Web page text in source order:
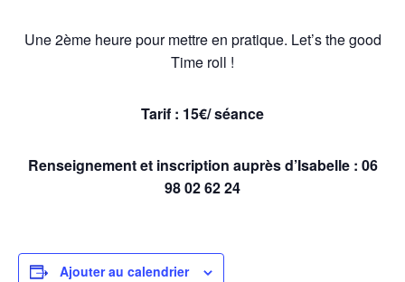
Une 2ème heure pour mettre en pratique. Let’s the good
Time roll !
Tarif : 15€/ séance
Renseignement et inscription auprès d’Isabelle : 06
98 02 62 24
Ajouter au calendrier